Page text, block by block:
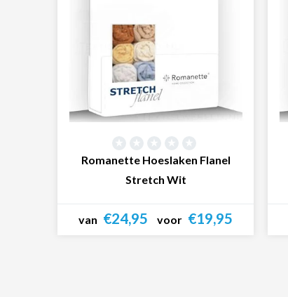
Romanette Hoeslaken Flanel
Stretch Wit
van €24,95 voor €19,95